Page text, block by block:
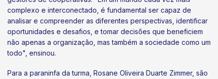
complexo e interconectado, é fundamental ser capaz de
analisar e compreender as diferentes perspectivas, identificar
oportunidades e desafios, e tomar decisões que beneficiem
não apenas a organização, mas também a sociedade como um
todo", ensinou.
Para a paraninfa da turma, Rosane Oliveira Duarte Zimmer, são